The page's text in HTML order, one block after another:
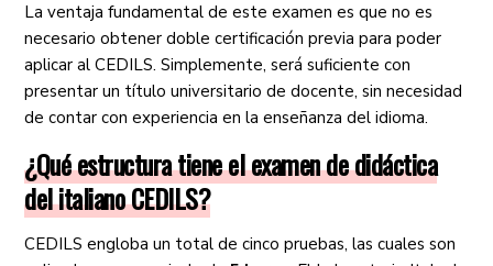
La ventaja fundamental de este examen es que no es
necesario obtener doble certificación previa para poder
aplicar al CEDILS. Simplemente, será suficiente con
presentar un título universitario de docente, sin necesidad
de contar con experiencia en la enseñanza del idioma.
¿Qué estructura tiene el examen de didáctica
del italiano CEDILS?
CEDILS engloba un total de cinco pruebas, las cuales son